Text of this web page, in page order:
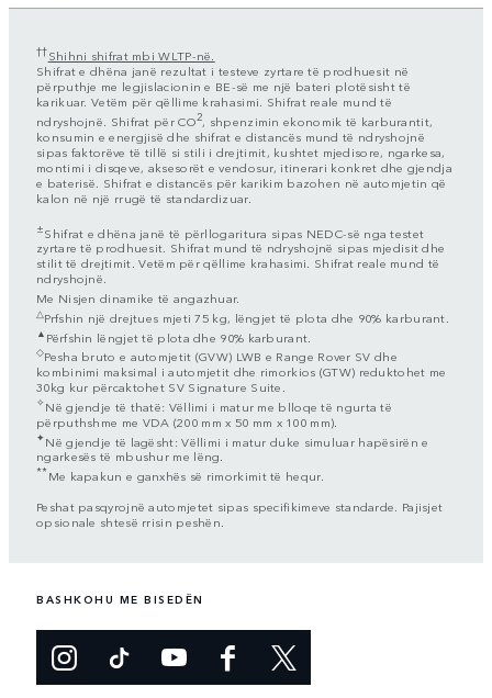
††Shihni shifrat mbi WLTP-në.
Shifrat e dhëna janë rezultat i testeve zyrtare të prodhuesit në
përputhje me legjislacionin e BE-së me një bateri plotësisht të
karikuar. Vetëm për qëllime krahasimi. Shifrat reale mund të
ndryshojnë. Shifrat për CO2, shpenzimin ekonomik të karburantit,
konsumin e energjisë dhe shifrat e distancës mund të ndryshojnë
sipas faktorëve të tillë si stili i drejtimit, kushtet mjedisore, ngarkesa,
montimi i disqeve, aksesorët e vendosur, itinerari konkret dhe gjendja
e baterisë. Shifrat e distancës për karikim bazohen në automjetin që
kalon në një rrugë të standardizuar.
±Shifrat e dhëna janë të përllogaritura sipas NEDC-së nga testet
zyrtare të prodhuesit. Shifrat mund të ndryshojnë sipas mjedisit dhe
stilit të drejtimit. Vetëm për qëllime krahasimi. Shifrat reale mund të
ndryshojnë.
Me Nisjen dinamike të angazhuar.
△Prfshin një drejtues mjeti 75 kg, lëngjet të plota dhe 90% karburant.
▲ Përfshin lëngjet të plota dhe 90% karburant.
◇Pesha bruto e automjetit (GVW) LWB e Range Rover SV dhe
kombinimi maksimal i automjetit dhe rimorkios (GTW) reduktohet me
30kg kur përcaktohet SV Signature Suite.
✧Në gjendje të thatë: Vëllimi i matur me blloqe të ngurta të
përputhshme me VDA (200 mm x 50 mm x 100 mm).
✦Në gjendje të lagësht: Vëllimi i matur duke simuluar hapësirën e
ngarkesës të mbushur me lëng.
**Me kapakun e ganxhës së rimorkimit të hequr.
Peshat pasqyrojnë automjetet sipas specifikimeve standarde. Pajisjet
opsionale shtesë rrisin peshën.
BASHKOHU ME BISEDËN